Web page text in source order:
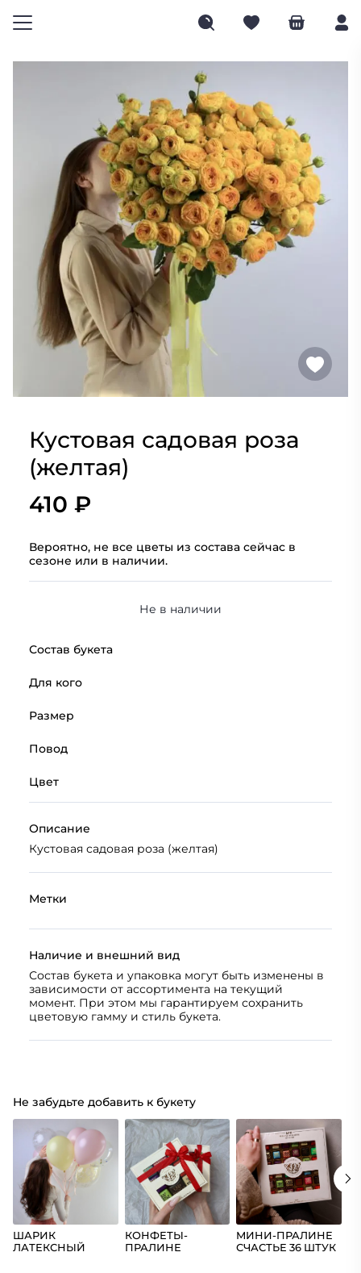
Кустовая садовая роза
(желтая)
410 ₽
Вероятно, не все цветы из состава сейчас в
сезоне или в наличии.
Не в наличии
Состав букета
Для кого
Размер
Повод
Цвет
Описание
Кустовая садовая роза (желтая)
Метки
Наличие и внешний вид
Состав букета и упаковка могут быть изменены в
зависимости от ассортимента на текущий
момент. При этом мы гарантируем сохранить
цветовую гамму и стиль букета.
Не забудьте добавить к букету
ШАРИК
ЛАТЕКСНЫЙ
КОНФЕТЫ-
ПРАЛИНЕ
МИНИ-ПРАЛИНЕ
СЧАСТЬЕ 36 ШТУК